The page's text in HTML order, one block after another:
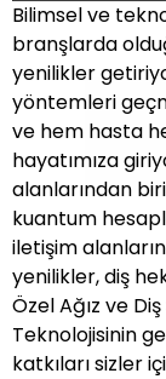
Bilimsel ve
branşlarda
yenilikler
yöntemleri
ve hem hasta
hayatımıza
alanlarından
kuantum
iletişim
yenilikler, diş
Özel Ağız ve
Teknolojisinin
katkıları sizler